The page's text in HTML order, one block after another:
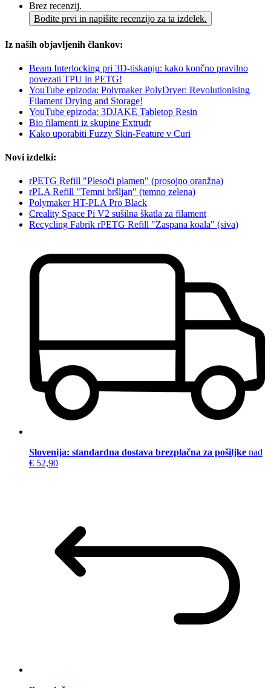
Brez recenzij.
Bodite prvi in napišite recenzijo za ta izdelek.
Iz naših objavljenih člankov:
Beam Interlocking pri 3D-tiskanju: kako končno pravilno
povezati TPU in PETG!
YouTube epizoda: Polymaker PolyDryer: Revolutionising
Filament Drying and Storage!
YouTube epizoda: 3DJAKE Tabletop Resin
Bio filamenti iz skupine Extrudr
Kako uporabiti Fuzzy Skin-Feature v Curi
Novi izdelki:
rPETG Refill "Plesoči plamen" (prosojno oranžna)
rPLA Refill "Temni bršljan" (temno zelena)
Polymaker HT-PLA Pro Black
Creality Space Pi V2 sušilna škatla za filament
Recycling Fabrik rPETG Refill "Zaspana koala" (siva)
Slovenija: standardna dostava brezplačna za pošiljke nad
€ 52,90